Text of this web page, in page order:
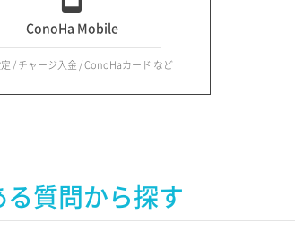
ConoHa Mobile
/ チャージ入金 / ConoHaカード など
る質問から探す